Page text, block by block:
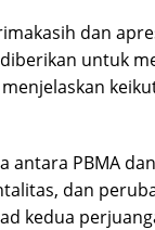
dan
untuk
antara PBMA
dan
kedua